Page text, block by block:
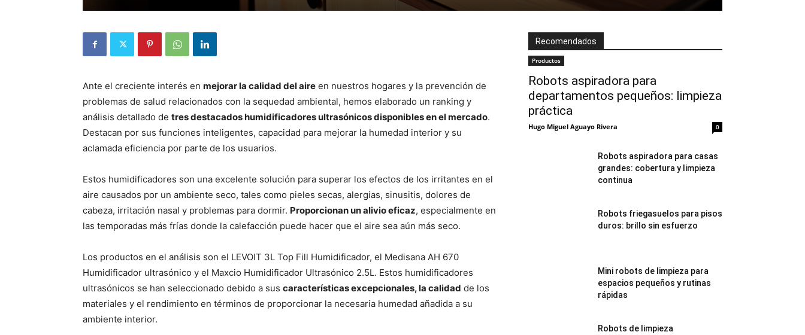
Ante el creciente interés en mejorar la calidad del aire en nuestros hogares y la prevención de
problemas de salud relacionados con la sequedad ambiental, hemos elaborado un ranking y
análisis detallado de tres destacados humidificadores ultrasónicos disponibles en el mercado.
Destacan por sus funciones inteligentes, capacidad para mejorar la humedad interior y su
aclamada eficiencia por parte de los usuarios.
Estos humidificadores son una excelente solución para superar los efectos de los irritantes en el
aire causados por un ambiente seco, tales como pieles secas, alergias, sinusitis, dolores de
cabeza, irritación nasal y problemas para dormir. Proporcionan un alivio eficaz, especialmente en
las temporadas más frías donde la calefacción puede hacer que el aire sea aún más seco.
Los productos en el análisis son el LEVOIT 3L Top Fill Humidificador, el Medisana AH 670
Humidificador ultrasónico y el Maxcio Humidificador Ultrasónico 2.5L. Estos humidificadores
ultrasónicos se han seleccionado debido a sus características excepcionales, la calidad de los
materiales y el rendimiento en términos de proporcionar la necesaria humedad añadida a su
ambiente interior.
Recomendados
Productos
Robots aspiradora para
departamentos pequeños: limpieza
práctica
Hugo Miguel Aguayo Rivera 0
Robots aspiradora para casas
grandes: cobertura y limpieza
continua
Robots friegasuelos para pisos
duros: brillo sin esfuerzo
Mini robots de limpieza para
espacios pequeños y rutinas
rápidas
Robots de limpieza